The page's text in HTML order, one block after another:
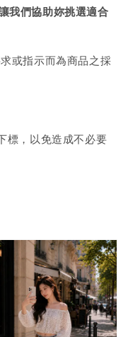
我們協助妳挑選適合
或指示而為商品之採
標，以免造成不必要